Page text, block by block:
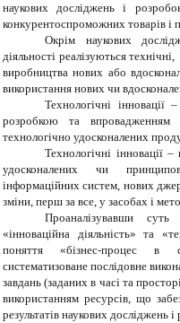
наукових досліджень і
конкурентоспроможних товарів і
Окрім наукових
діяльності реалізуються
виробництва нових або
використання нових чи
Технологічні інновації–
розробкою та
технологічно удосконалених
Технологічні інновації
удосконалених чи
інформаційних систем, нових
зміни, перш за все, у засобах і
Проаналізувавши
«інноваційна діяльність» та
поняття «бізнес-процес в
систематизоване послідовне
завдань (заданих в часі та
використанням ресурсів, що
результатів наукових досліджень